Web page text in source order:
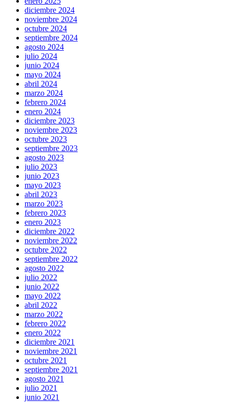
diciembre 2024
noviembre 2024
octubre 2024
septiembre 2024
agosto 2024
julio 2024
junio 2024
mayo 2024
abril 2024
marzo 2024
febrero 2024
enero 2024
diciembre 2023
noviembre 2023
octubre 2023
septiembre 2023
agosto 2023
julio 2023
junio 2023
mayo 2023
abril 2023
marzo 2023
febrero 2023
enero 2023
diciembre 2022
noviembre 2022
octubre 2022
septiembre 2022
agosto 2022
julio 2022
junio 2022
mayo 2022
abril 2022
marzo 2022
febrero 2022
enero 2022
diciembre 2021
noviembre 2021
octubre 2021
septiembre 2021
agosto 2021
julio 2021
junio 2021